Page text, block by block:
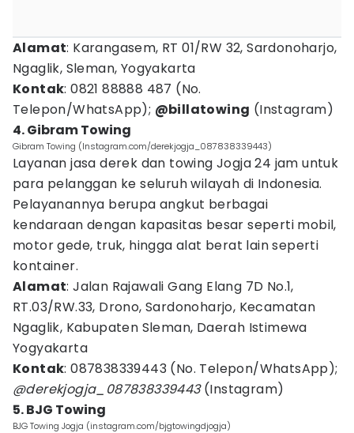
Alamat: Karangasem, RT 01/RW 32, Sardonoharjo,
Ngaglik, Sleman, Yogyakarta
Kontak: 0821 88888 487 (No.
Telepon/WhatsApp); @billatowing (Instagram)
4. Gibram Towing
Gibram Towing (Instagram.com/derekjogja_087838339443)
Layanan jasa derek dan towing Jogja 24 jam untuk
para pelanggan ke seluruh wilayah di Indonesia.
Pelayanannya berupa angkut berbagai
kendaraan dengan kapasitas besar seperti mobil,
motor gede, truk, hingga alat berat lain seperti
kontainer.
Alamat: Jalan Rajawali Gang Elang 7D No.1,
RT.03/RW.33, Drono, Sardonoharjo, Kecamatan
Ngaglik, Kabupaten Sleman, Daerah Istimewa
Yogyakarta
Kontak: 087838339443 (No. Telepon/WhatsApp);
@derekjogja_087838339443(Instagram)
5. BJG Towing
BJG Towing Jogja (instagram.com/bjgtowingdjogja)